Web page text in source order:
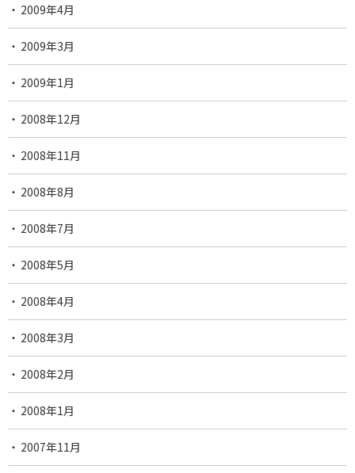
2009年4月
2009年3月
2009年1月
2008年12月
2008年11月
2008年8月
2008年7月
2008年5月
2008年4月
2008年3月
2008年2月
2008年1月
2007年11月